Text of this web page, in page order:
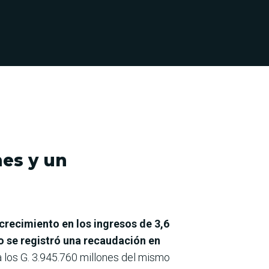
y un
en los ingresos de 3,6
se registró una recaudación en
G. 3.945.760 millones del mismo